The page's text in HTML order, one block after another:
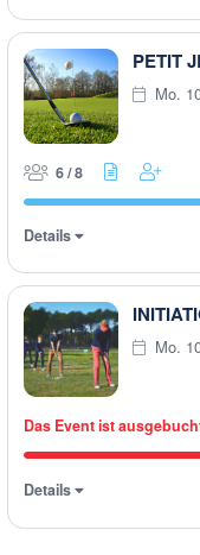
PETIT
Mo.
6 / 8
Details
Mo.
Das Event ist
Details